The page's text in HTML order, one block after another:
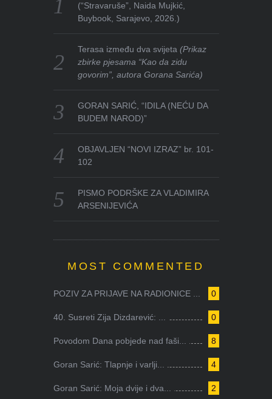
(“Stravaruše”, Naida Mujkić,
Buybook, Sarajevo, 2026.)
Terasa između dva svijeta(Prikaz
zbirke pjesama “Kao da zidu
govorim”, autora Gorana Sarića)
GORAN SARIĆ, “IDILA (NEĆU DA
BUDEM NAROD)”
OBJAVLJEN “NOVI IZRAZ” br. 101-
102
PISMO PODRŠKE ZA VLADIMIRA
ARSENIJEVIĆA
MOST COMMENTED
0
POZIV ZA PRIJAVE NA RADIONICE ...
0
40. Susreti Zija Dizdarević: ...
8
Povodom Dana pobjede nad faši...
4
Goran Sarić: Tlapnje i varlji...
2
Goran Sarić: Moja dvije i dva...